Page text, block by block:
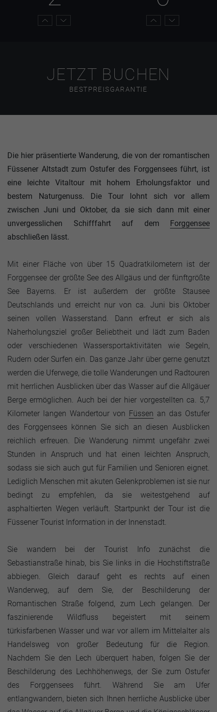
JETZT BUCHEN
BESTPREISGARANTIE
Die hier präsentierte Wanderung, die von der romantischen
Füssener Altstadt zum Ostufer des Forggensees führt, ist
eine leichte Vitaltour mit hohem Erholungsfaktor und
bestem Naturgenuss. Die Tour lohnt sich vor allem
zwischen Juni und Oktober, da sie sich dann mit einer
unvergesslichen Schifffahrt auf dem Forggensee
abschließen lässt.
Mit einer Fläche von über 15 Quadratkilometern ist der
Forggensee der größte See des Allgäus und der fünftgrößte
See Bayerns. Er ist außerdem der größte Stausee
Deutschlands und erreicht nur von ca. Juni bis Oktober
seinen vollen Wasserstand. Dann erfreut er sich als
Naherholungsziel großer Beliebtheit und lädt zum Baden
oder verschiedenen Wassersportaktivitäten wie Segeln,
Rudern oder Surfen ein. Das ganze Jahr über gerne genutzt
werden die Uferwege, die tolle Wanderungen und Radtouren
mit herrlichen Ausblicken über das Wasser auf die Allgäuer
Berge ermöglichen. Auch bei der hier vorgestellten ca. 5,7
Kilometer langen Wandertour von Füssen an das Ostufer
des Forggensees können Sie sich an diesen Ausblicken
reichlich erfreuen. Die Wanderung nimmt ungefähr zwei
Stunden in Anspruch und hat einen leichten Anspruch,
sodass sie sich auch gut für Familien und Senioren eignet.
Lediglich Menschen mit akuten Gelenkproblemen ist sie nur
bedingt zu empfehlen, da sie weitestgehend auf
asphaltierten Wegen verläuft. Startpunkt der Tour ist die
Füssener Tourist Information in der Innenstadt.
Sie wandern bei der Tourist Info zunächst die
Sebastianstraße hinab, bis Sie links in die Hochstiftstraße
abbiegen. Gleich darauf geht es rechts auf einen
Wanderweg, auf dem Sie, der Beschilderung der
Romantischen Straße folgend, zum Lech gelangen. Der
faszinierende Wildfluss begeistert mit seinem
türkisfarbenen Wasser und war vor allem im Mittelalter als
Handelsweg von großer Bedeutung für die Region.
Nachdem Sie den Lech überquert haben, folgen Sie der
Beschilderung des Lechhöhenwegs, der Sie zum Ostufer
des Forggensees führt. Während Sie am Ufer
entlangwandern, bieten sich Ihnen herrliche Ausblicke über